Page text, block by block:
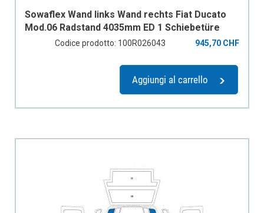
Sowaflex Wand links Wand rechts Fiat Ducato
Mod.06 Radstand 4035mm ED 1 Schiebetüre
Codice prodotto: 100R026043 945,70 CHF
Aggiungi al carrello